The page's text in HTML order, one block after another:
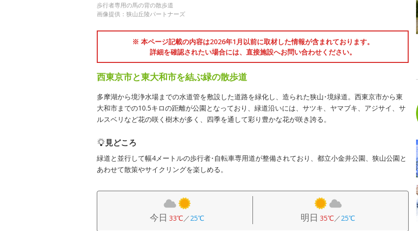
歩行者専用の馬の背の散歩道
画像提供：狭山丘陵パートナーズ
※ 本ページ記載の内容は2026年1月以前に取材した情報が含まれております。
詳細を確認されたい場合には、直接施設へお問い合わせください。
西東京市と東大和市を結ぶ緑の散歩道
多摩湖から境浄水場までの水道管を敷設した道路を緑化し、造られた狭山･境緑道。西東京市から東
大和市までの10.5キロの距離が公園となっており、緑道沿いには、サツキ、ヤマブキ、アジサイ、サ
ルスベリなど花の咲く樹木が多く、四季を通して彩り豊かな花が咲き誇る。
見どころ
緑道と並行して幅4メートルの歩行者･自転車専用道が整備されており、都立小金井公園、狭山公園と
あわせて散策やサイクリングを楽しめる。
今日 33℃／25℃ 明日 35℃／25℃